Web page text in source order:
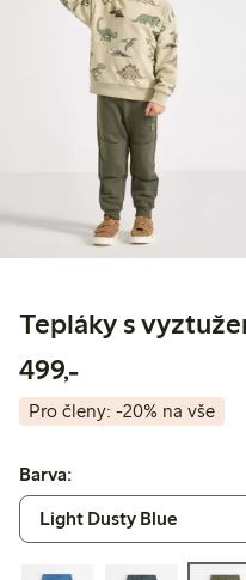
Tepláky s
499,-499,00 Kč
Pro členy: -20% na vše
Barva: